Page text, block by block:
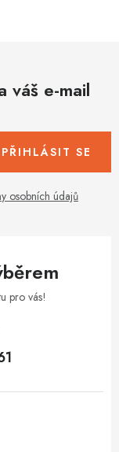
váš e-mail
osobních údajů
PŘIHLÁSIT SE
pro vás!